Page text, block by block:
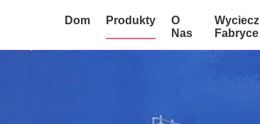
Dom Produkty
O
Nas
Fabryce